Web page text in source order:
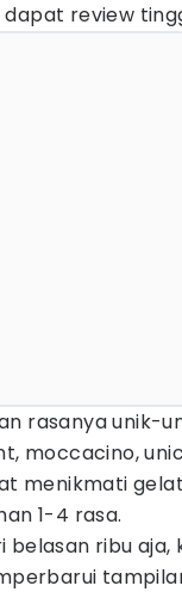
review
rasanya unik-
moccacino,
menikmati
1-4 rasa.
belasan ribu